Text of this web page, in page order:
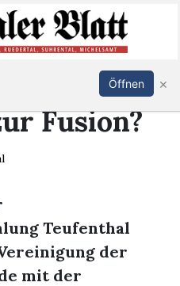
Anmelden
Fusion?
Teufenthal
der
mit der
Öffnen ×